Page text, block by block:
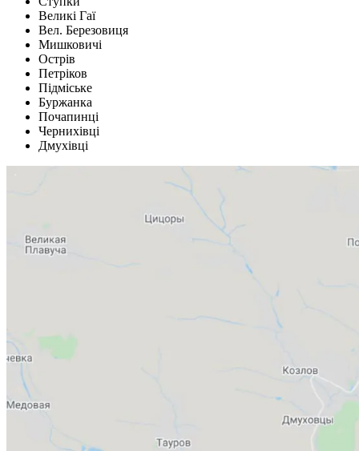
Великі Гаї
Вел. Березовиця
Мишковичі
Острів
Петріков
Підміське
Буржанка
Почапинці
Чернихівці
Дмухівці